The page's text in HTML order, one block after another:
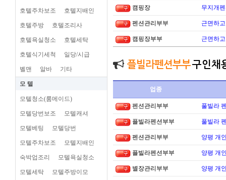
호텔주차보조 호텔지배인
호텔주방 호텔조리사
호텔욕실청소 호텔세탁
호텔식기세척 일당/시급
벨맨 알바 기타
모 텔
모텔청소(룸메이드)
모텔당번보조 모텔캐셔
모텔베팅 모텔당번
모텔주차보조 모텔지배인
숙박업조리 모텔욕실청소
모텔세탁 모텔주방이모
캠핑장 무지개
펜션관리부부 근면하
캠핑장부부 근면하
플빌라펜션부부구인채
업종
펜션관리부부 풀빌라
플빌라펜션부부 풀빌라
펜션관리부부 양평 개
플빌라펜션부부 양평 개
별장관리부부 양평 개